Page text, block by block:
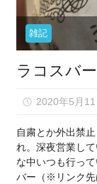
雑記
ラコスバ
2020年5月11
自粛とか外出禁
れ。深夜営業し
な中いつも行っ
バー（※リンク先